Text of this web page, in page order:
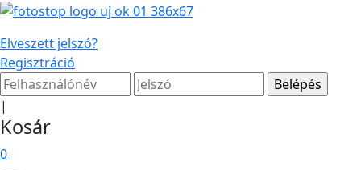
Elveszett jelszó?
Regisztráció
|
Kosár
0